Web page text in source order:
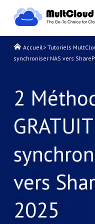
Accueil> Tutoriels
synchroniser NAS vers
2
vers
2025